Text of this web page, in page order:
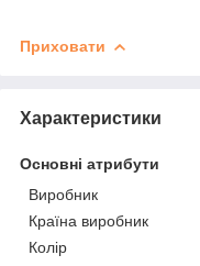
Приховати
Характеристики
Основні атрибути
Виробник
Країна виробник
Колір